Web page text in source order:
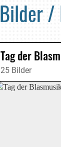
Bilder /
Tag der
25 Bilder